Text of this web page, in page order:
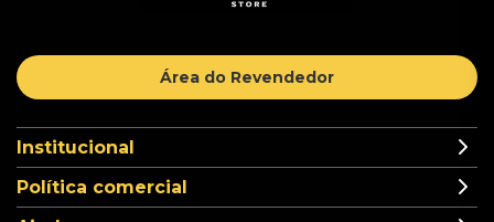
Área do Revendedor
Institucional
Política comercial